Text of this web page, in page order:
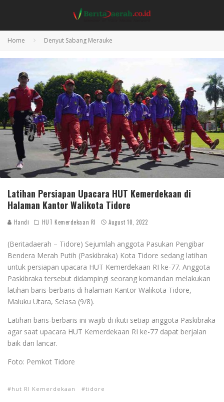
Home Denyut Sabang Merauke
Latihan Persiapan Upacara HUT Kemerdekaan di
Halaman Kantor Walikota Tidore
Handi HUT Kemerdekaan RI August 10, 2022
(Beritadaerah – Tidore) Sejumlah anggota Pasukan Pengibar
Bendera Merah Putih (Paskibraka) Kota Tidore sedang latihan
untuk persiapan upacara HUT Kemerdekaan RI ke-77. Anggota
Paskibraka tersebut didampingi seorang komandan melakukan
latihan baris-berbaris di halaman Kantor Walikota Tidore,
Maluku Utara, Selasa (9/8).
Latihan baris-berbaris ini wajib di ikuti setiap anggota Paskibraka
agar saat upacara HUT Kemerdekaan RI ke-77 dapat berjalan
baik dan lancar.
Foto: Pemkot Tidore
hut RI Kemerdekaan tidore